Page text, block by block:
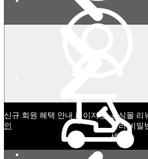
신규 회원 혜택 안내 페이지확
인
공식몰 리
눌러 비밀
세요.